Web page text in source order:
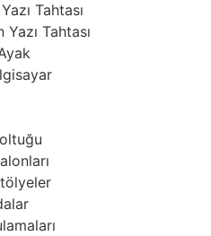
Tahtası
Tahtası